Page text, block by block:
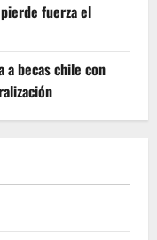
fuerza el
a becas chile con